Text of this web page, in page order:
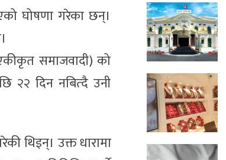
घोषणा गरेका छन्।
समाजवादी) को
२२ दिन नबित्दै उनी
थिइन्। उक्त धारामा